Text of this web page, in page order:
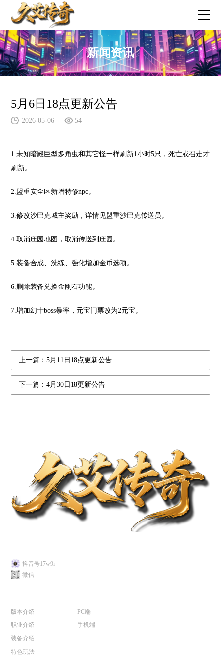
新闻资讯
5月6日18点更新公告
2026-05-06 54
1.未知暗殿巨型多角虫和其它怪一样刷新1小时5只，死亡或召走才
刷新。
2.盟重安全区新增特修npc。
3.修改沙巴克城主奖励，详情见盟重沙巴克传送员。
4.取消庄园地图，取消传送到庄园。
5.装备合成、洗练、强化增加金币选项。
6.删除装备兑换金刚石功能。
7.增加幻十boss暴率，元宝门票改为2元宝。
上一篇：5月11日18点更新公告
下一篇：4月30日18更新公告
抖音号17w9i
微信
版本介绍
职业介绍
装备介绍
特色玩法
PC端
手机端